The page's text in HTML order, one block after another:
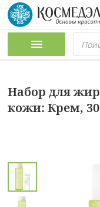
Набор для
кожи: Крем,